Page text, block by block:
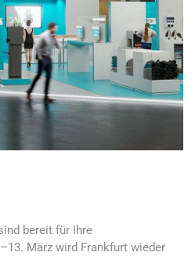
bereit für Ihre
März wird Frankfurt wieder